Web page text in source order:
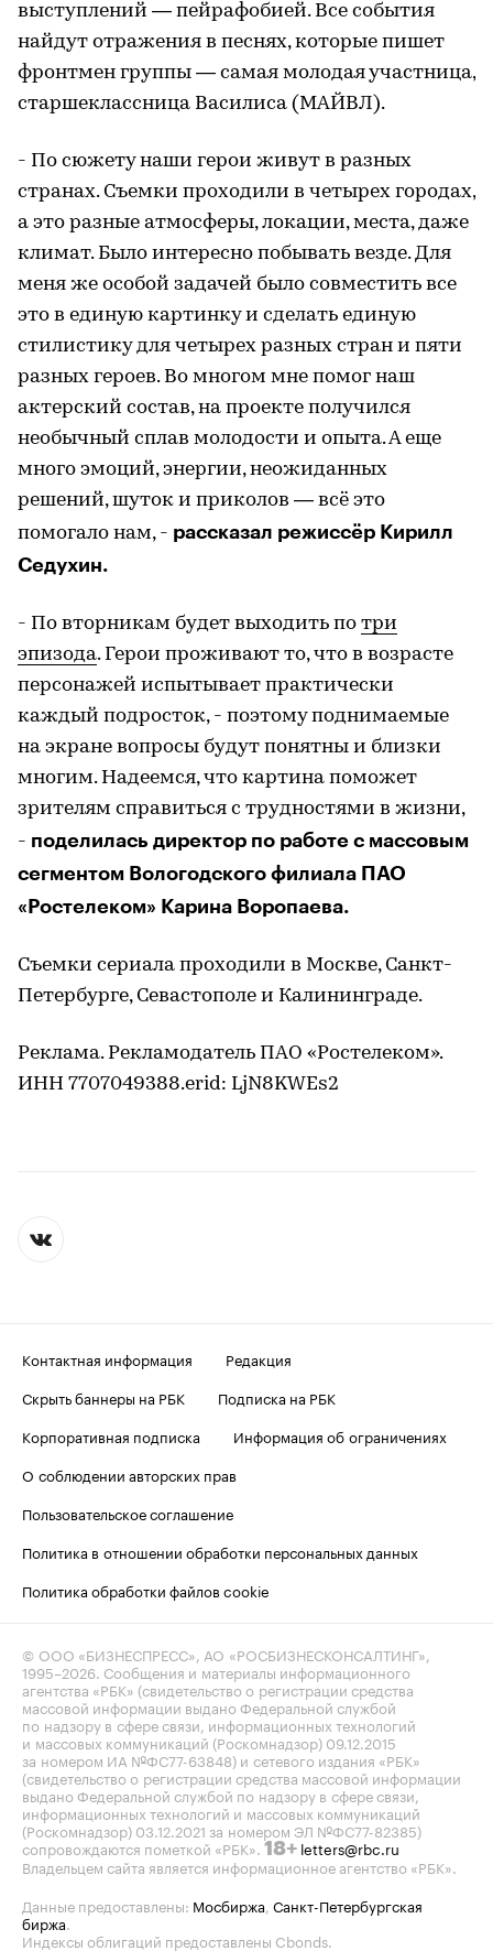
выступлений — пейрафобией. Все события
найдут отражения в песнях, которые пишет
фронтмен группы — самая молодая участница,
старшеклассница Василиса (МАЙВЛ).
- По сюжету наши герои живут в разных
странах. Съемки проходили в четырех городах,
а это разные атмосферы, локации, места, даже
климат. Было интересно побывать везде. Для
меня же особой задачей было совместить все
это в единую картинку и сделать единую
стилистику для четырех разных стран и пяти
разных героев. Во многом мне помог наш
актерский состав, на проекте получился
необычный сплав молодости и опыта. А еще
много эмоций, энергии, неожиданных
решений, шуток и приколов — всё это
помогало нам, - рассказал режиссёр Кирилл
Седухин.
- По вторникам будет выходить по три
эпизода. Герои проживают то, что в возрасте
персонажей испытывает практически
каждый подросток, - поэтому поднимаемые
на экране вопросы будут понятны и близки
многим. Надеемся, что картина поможет
зрителям справиться с трудностями в жизни,
- поделилась директор по работе с массовым
сегментом Вологодского филиала ПАО
«Ростелеком» Карина Воропаева.
Съемки сериала проходили в Москве, Санкт-
Петербурге, Севастополе и Калининграде.
Реклама. Рекламодатель ПАО «Ростелеком».
ИНН 7707049388.erid: LjN8KWEs2
Контактная информация
Редакция
Скрыть баннеры на РБК
Подписка на РБК
Корпоративная подписка
Информация об ограничениях
О соблюдении авторских прав
Пользовательское соглашение
Политика в отношении обработки персональных данных
Политика обработки файлов cookie
© ООО «БИЗНЕСПРЕСС», АО «РОСБИЗНЕСКОНСАЛТИНГ»,
1995–2026. Сообщения и материалы информационного
агентства «РБК» (свидетельство о регистрации средства
массовой информации выдано Федеральной службой
по надзору в сфере связи, информационных технологий
и массовых коммуникаций (Роскомнадзор) 09.12.2015
за номером ИА №ФС77-63848) и сетевого издания «РБК»
(свидетельство о регистрации средства массовой информации
выдано Федеральной службой по надзору в сфере связи,
информационных технологий и массовых коммуникаций
(Роскомнадзор) 03.12.2021 за номером ЭЛ №ФС77-82385)
сопровождаются пометкой «РБК». 18+ letters@rbc.ru
Владельцем сайта является информационное агентство «РБК».
Данные предоставлены: Мосбиржа, Санкт-Петербургская
биржа.
Индексы облигаций предоставлены Cbonds.